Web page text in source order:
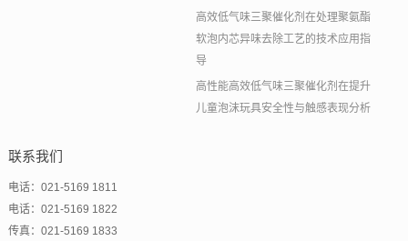
高效低气味三聚催化剂在处理聚氨酯
软泡内芯异味去除工艺的技术应用指
导
高性能高效低气味三聚催化剂在提升
儿童泡沫玩具安全性与触感表现分析
联系我们
电话：021-5169 1811
电话：021-5169 1822
传真：021-5169 1833